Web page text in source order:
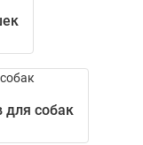
для собак